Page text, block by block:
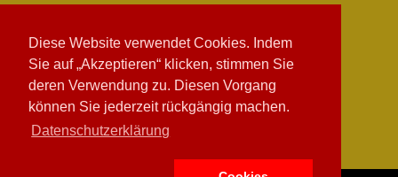
Diese Website verwendet Cookies. Indem
Sie auf „Akzeptieren“ klicken, stimmen Sie
deren Verwendung zu. Diesen Vorgang
können Sie jederzeit rückgängig machen.
Datenschutzerklärung